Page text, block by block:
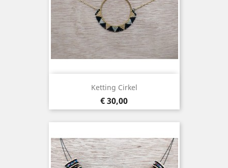
Ketting Cirkel
Prijs
€ 30,00